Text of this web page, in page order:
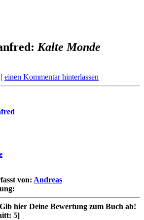
Kalte Monde
einen Kommentar hinterlassen
von: Andreas
Gib hier Deine Bewertung zum Buch ab!
5]